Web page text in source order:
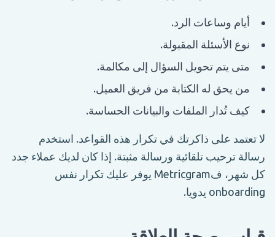
أيام وساعات الرد.
نوع الأسئلة المقبولة.
متى يتم تحويل السؤال إلى مكالمة.
من يحق له الكتابة من فريق العميل.
كيف تُدار الملفات والبيانات الحساسة.
لا تعتمد على ذاكرتك في تكرار هذه القواعد. استخدم
رسالة ترحيب تلقائية ورسالة مثبتة. إذا كان لديك عملاء جدد
كل شهر، فMetricgram يوفر عليك تكرار نفس
onboarding يدويا.